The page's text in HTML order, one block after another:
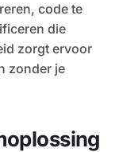
code te
die
zorgt ervoor
zonder je